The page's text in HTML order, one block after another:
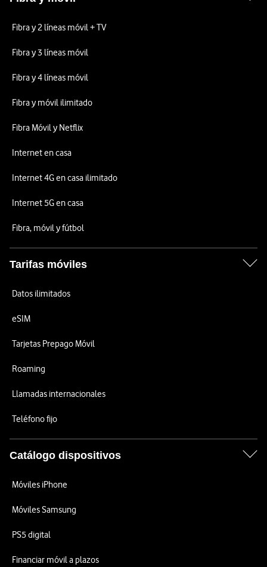
Fibra y 2 líneas móvil + TV
Fibra y 3 líneas móvil
Fibra y 4 líneas móvil
Fibra y móvil ilimitado
Fibra Móvil y Netflix
Internet en casa
Internet 4G en casa ilimitado
Internet 5G en casa
Fibra, móvil y fútbol
Tarifas móviles
Datos ilimitados
eSIM
Tarjetas Prepago Móvil
Roaming
Llamadas internacionales
Teléfono fijo
Catálogo dispositivos
Móviles iPhone
Móviles Samsung
PS5 digital
Financiar móvil a plazos